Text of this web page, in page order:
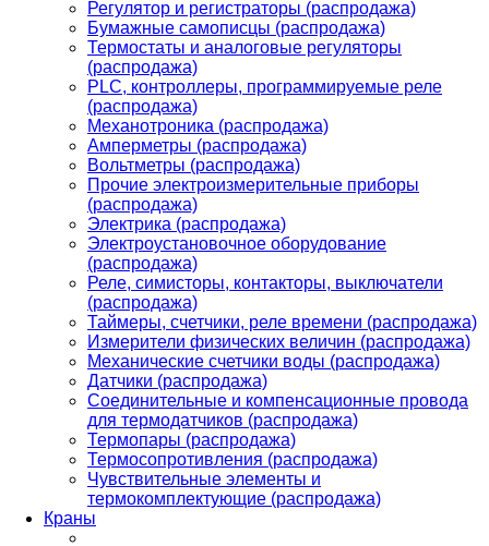
Регулятор и регистраторы (распродажа)
Бумажные самописцы (распродажа)
Термостаты и аналоговые регуляторы
(распродажа)
PLС, контроллеры, программируемые реле
(распродажа)
Механотроника (распродажа)
Амперметры (распродажа)
Вольтметры (распродажа)
Прочие электроизмерительные приборы
(распродажа)
Электрика (распродажа)
Электроустановочное оборудование
(распродажа)
Реле, симисторы, контакторы, выключатели
(распродажа)
Таймеры, счетчики, реле времени (распродажа)
Измерители физических величин (распродажа)
Механические счетчики воды (распродажа)
Датчики (распродажа)
Соединительные и компенсационные провода
для термодатчиков (распродажа)
Термопары (распродажа)
Термосопротивления (распродажа)
Чувствительные элементы и
термокомплектующие (распродажа)
Краны